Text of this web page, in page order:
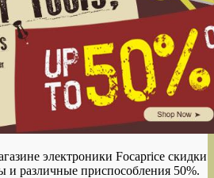
электроники Focaprice скидки
и различные приспособления 50%.